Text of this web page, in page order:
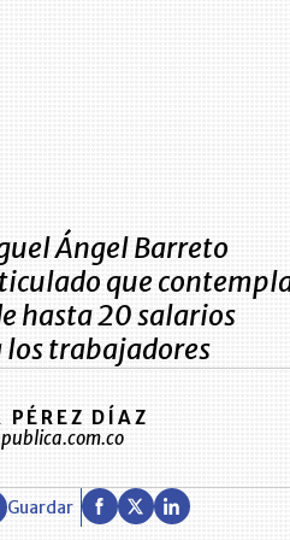
Ángel Barreto
que
hasta 20 salarios
trabajadores
PÉREZ DÍAZ
Guardar